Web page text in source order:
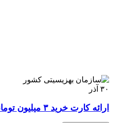
۳۰ آذر
ارائه کارت خرید ۳ میلیون تومانی به زنان سرپرست خانوار